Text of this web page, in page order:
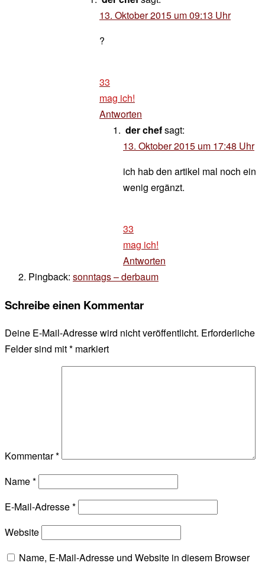
13. Oktober 2015 um 09:13 Uhr
?
33
mag ich!
Antworten
der chefsagt:
13. Oktober 2015 um 17:48 Uhr
ich hab den artikel mal noch ein
wenig ergänzt.
33
mag ich!
Antworten
Pingback: sonntags – derbaum
Schreibe einen Kommentar
Deine E-Mail-Adresse wird nicht veröffentlicht. Erforderliche
Felder sind mit* markiert
Kommentar*
Name*
E-Mail-Adresse*
Website
Name, E-Mail-Adresse und Website in diesem Browser